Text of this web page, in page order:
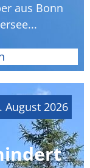
aus Bonn
August 2026